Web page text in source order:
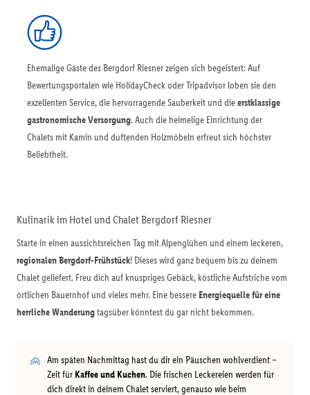
Ehemalige Gäste des Bergdorf Riesner zeigen sich begeistert: Auf
Bewertungsportalen wie HolidayCheck oder Tripadvisor loben sie den
exzellenten Service, die hervorragende Sauberkeit und dieerstklassige
gastronomische Versorgung. Auch die heimelige Einrichtung der
Chalets mit Kamin und duftenden Holzmöbeln erfreut sich höchster
Beliebtheit.
Kulinarik im Hotel und Chalet Bergdorf Riesner
Starte in einen aussichtsreichen Tag mit Alpenglühen und einem leckeren,
regionalen Bergdorf-Frühstück! Dieses wird ganz bequem bis zu deinem
Chalet geliefert. Freu dich auf knuspriges Gebäck, köstliche Aufstriche vom
örtlichen Bauernhof und vieles mehr. Eine bessere Energiequelle für eine
herrliche Wanderungtagsüber könntest du gar nicht bekommen.
Am späten Nachmittag hast du dir ein Päuschen wohlverdient –
Zeit für Kaffee und Kuchen. Die frischen Leckereien werden für
dich direkt in deinem Chalet serviert, genauso wie beim